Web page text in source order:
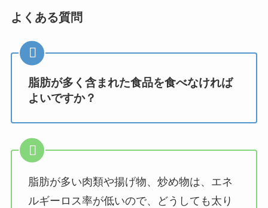
よくある質問
脂肪が多く含まれた食品を食べなければ
よいですか？
脂肪が多い肉類や揚げ物、炒め物は、エネ
ルギーロス率が低いので、どうしても太り